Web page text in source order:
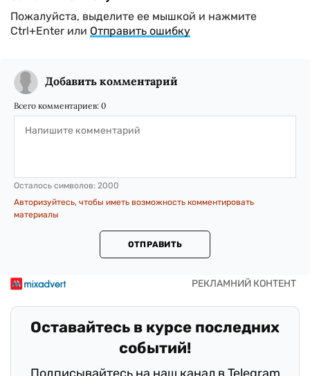
Пожалуйста, выделите ее мышкой и нажмите
Ctrl+Enter или Отправить ошибку
Добавить комментарий
Всего комментариев: 0
Осталось символов: 2000
Авторизуйтесь, чтобы иметь возможность комментировать
материалы
ОТПРАВИТЬ
Оставайтесь в курсе последних
событий!